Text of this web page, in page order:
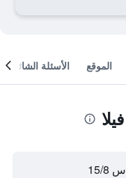
الموقع الأسئلة الشائعة
س 15/8